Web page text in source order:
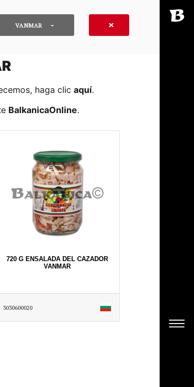
VANMAR
haga clic aquí․
BalkanicaOnline․
720 G ENSALADA DEL CAZADOR
VANMAR
3030600020